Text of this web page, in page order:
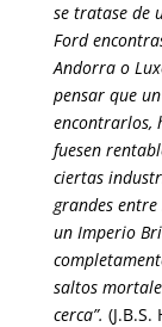
se tratase de
Ford
Andorra o
pensar que
encontrarlos,
fue­sen
ciertas
grandes
un Imperio
saltos
cerca”.